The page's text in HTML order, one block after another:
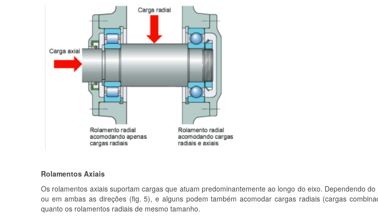
Rolamentos Axiais
Os rolamentos axiais suportam cargas que atuam predominantemente ao longo do eixo. Dependendo
ou em ambas as direções (fig. 5), e alguns podem também acomodar cargas radiais (cargas
quanto os rolamentos radiais de mesmo tamanho.